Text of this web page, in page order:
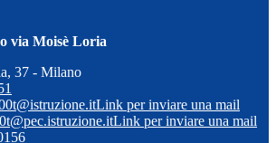
via Moisè Loria
37 - Milano
Link per inviare una mail
Link per inviare una mail